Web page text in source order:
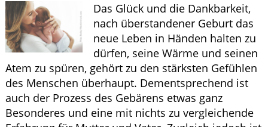
GESUND IM ALTER
Das Glück und die Dankbarkeit,
nach überstandener Geburt das
neue Leben in Händen halten zu
dürfen, seine Wärme und seinen
Atem zu spüren, gehört zu den stärksten Gefühlen
des Menschen überhaupt. Dementsprechend ist
auch der Prozess des Gebärens etwas ganz
Besonderes und eine mit nichts zu vergleichende